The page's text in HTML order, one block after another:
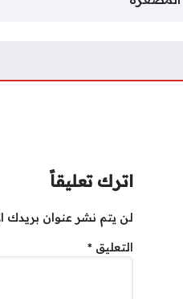
اترك تعليقاً
لن يتم نشر عنوان بريدك
التعليق *